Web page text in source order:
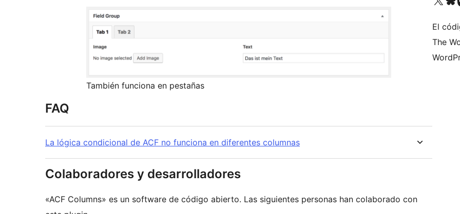
También funciona en pestañas
FAQ
La lógica condicional de ACF no funciona en diferentes columnas
Colaboradores y desarrolladores
«ACF Columns» es un software de código abierto. Las siguientes personas han colaborado con
El
The